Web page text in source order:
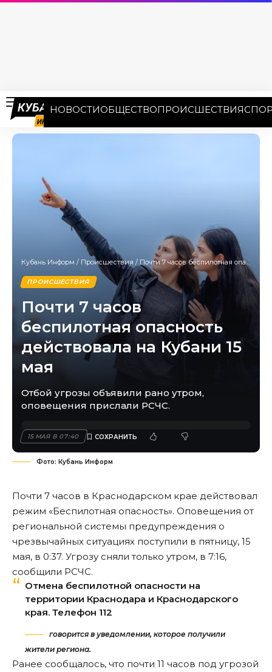
НОВОСТИОБЩЕСТВОПРОИСШЕСТВИЯ
Кубань Информ / Происшествия / Почти 7 часов беспилотная опасность действовала на Кубани 15 мая
ПРОИСШЕСТВИЯ
Почти 7 часов
беспилотная опасность
действовала на Кубани 15
мая
Отбой угрозы объявили рано утром,
оповещения прислали РСЧС.
15 МАЯ В 07:40
Фото: Кубань Информ
Почти 7 часов в Краснодарском крае действовал
режим «Беспилотная опасность». Оповещения от
региональной системы предупреждения о
чрезвычайных ситуациях поступили в пятницу, 15
мая, в 0:37. Угрозу сняли только утром, в 7:16,
сообщили РСЧС.
Отмена беспилотной опасности на
территории Краснодара и Краснодарского
края. Телефон 112
говорится в уведомлении, которое получили
жители региона.
Ранее сообщалось, что почти 11 часов под угрозой